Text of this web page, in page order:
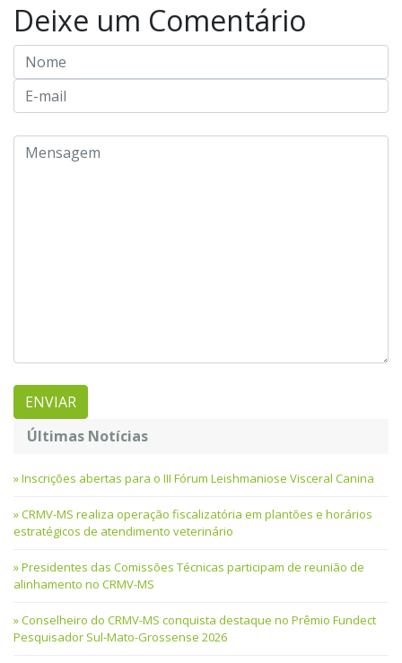
Deixe um Comentário
Últimas Notícias
Inscrições abertas para o III Fórum Leishmaniose Visceral Canina
CRMV-MS realiza operação fiscalizatória em plantões e horários
estratégicos de atendimento veterinário
Presidentes das Comissões Técnicas participam de reunião de
alinhamento no CRMV-MS
Conselheiro do CRMV-MS conquista destaque no Prêmio Fundect
Pesquisador Sul-Mato-Grossense 2026